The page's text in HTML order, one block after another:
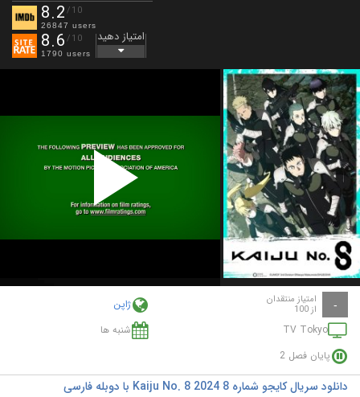
8.2 /10
26847 users
8.6 /10
1790 users
امتیاز دهید
Play
Video
- امتیاز منتقدان
از 100
ژاپن
TV Tokyo
شنبه ها
پایان فصل 2
دانلود سریال کایجو شماره 8 Kaiju No. 8 2024 با دوبله فارسی